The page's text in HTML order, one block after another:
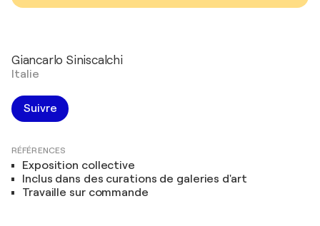
Giancarlo Siniscalchi
Italie
Suivre
RÉFÉRENCES
Exposition collective
Inclus dans des curations de galeries d'art
Travaille sur commande